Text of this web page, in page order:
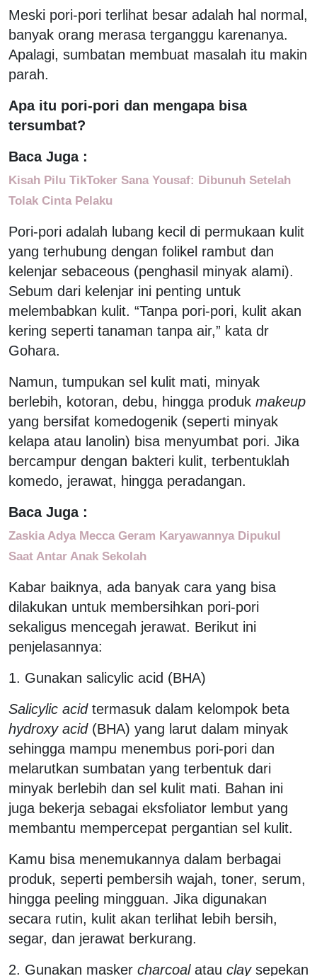
Meski pori-pori terlihat besar adalah hal normal,
banyak orang merasa terganggu karenanya.
Apalagi, sumbatan membuat masalah itu makin
parah.
Apa itu pori-pori dan mengapa bisa
tersumbat?
Baca Juga :
Kisah Pilu TikToker Sana Yousaf: Dibunuh Setelah
Tolak Cinta Pelaku
Pori-pori adalah lubang kecil di permukaan kulit
yang terhubung dengan folikel rambut dan
kelenjar sebaceous (penghasil minyak alami).
Sebum dari kelenjar ini penting untuk
melembabkan kulit. “Tanpa pori-pori, kulit akan
kering seperti tanaman tanpa air,” kata dr
Gohara.
Namun, tumpukan sel kulit mati, minyak
berlebih, kotoran, debu, hingga produk makeup
yang bersifat komedogenik (seperti minyak
kelapa atau lanolin) bisa menyumbat pori. Jika
bercampur dengan bakteri kulit, terbentuklah
komedo, jerawat, hingga peradangan.
Baca Juga :
Zaskia Adya Mecca Geram Karyawannya Dipukul
Saat Antar Anak Sekolah
Kabar baiknya, ada banyak cara yang bisa
dilakukan untuk membersihkan pori-pori
sekaligus mencegah jerawat. Berikut ini
penjelasannya:
1. Gunakan salicylic acid (BHA)
Salicylic acidtermasuk dalam kelompok beta
hydroxy acid(BHA) yang larut dalam minyak
sehingga mampu menembus pori-pori dan
melarutkan sumbatan yang terbentuk dari
minyak berlebih dan sel kulit mati. Bahan ini
juga bekerja sebagai eksfoliator lembut yang
membantu mempercepat pergantian sel kulit.
Kamu bisa menemukannya dalam berbagai
produk, seperti pembersih wajah, toner, serum,
hingga peeling mingguan. Jika digunakan
secara rutin, kulit akan terlihat lebih bersih,
segar, dan jerawat berkurang.
2. Gunakan masker charcoalatau claysepekan